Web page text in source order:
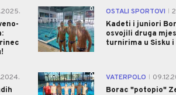
0 OSTALI SPORTOVI
Kadeti i juniori
osvojili druga
turnirima u Sisku i
0 VATERPOLO
Borac "potopio"